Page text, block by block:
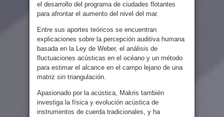
el desarrollo del programa de ciudades flotantes
para afrontar el aumento del nivel del mar.
Entre sus aportes teóricos se encuentran
explicaciones sobre la percepción auditiva humana
basada en la Ley de Weber, el análisis de
fluctuaciones acústicas en el océano y un método
para estimar el alcance en el campo lejano de una
matriz sin triangulación.
Apasionado por la acústica, Makris también
investiga la física y evolución acústica de
instrumentos de cuerda tradicionales, y ha